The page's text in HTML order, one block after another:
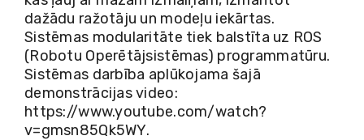
dažādu ražotāju un modeļu iekārtas.
Sistēmas modularitāte tiek balstīta uz ROS
(Robotu Operētājsistēmas) programmatūru.
Sistēmas darbība aplūkojama šajā
demonstrācijas video:
https://www.youtube.com/watch?
v=gmsn85Qk5WY.